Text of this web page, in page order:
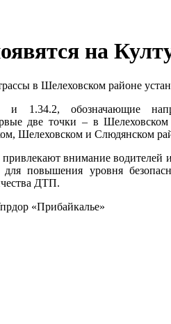
на
в Шелеховском районе
и 1.34.2, обозначающие
две точки – в
Шелеховском и Слюдянском
внимание водителей
для повышения уровня
ДТП.
«Прибайкалье»